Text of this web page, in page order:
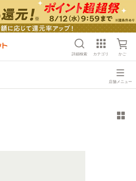
詳細検索 カテゴリ かご
店舗メニュー